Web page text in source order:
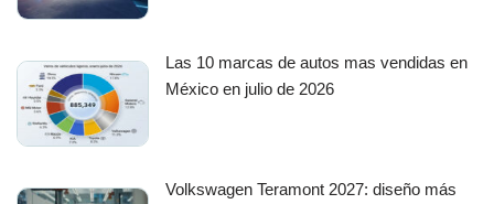
Las 10 marcas de autos mas vendidas en
México en julio de 2026
Volkswagen Teramont 2027: diseño más